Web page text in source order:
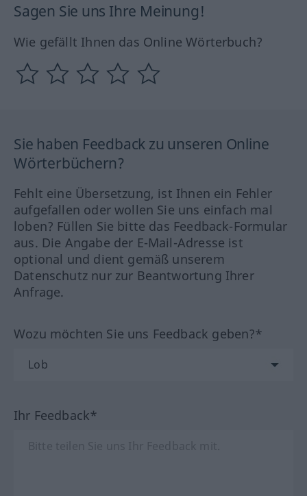
Sagen Sie uns Ihre Meinung!
Wie gefällt Ihnen das Online Wörterbuch?
Sie haben Feedback zu unseren Online
Wörterbüchern?
Fehlt eine Übersetzung, ist Ihnen ein Fehler
aufgefallen oder wollen Sie uns einfach mal
loben? Füllen Sie bitte das Feedback-Formular
aus. Die Angabe der E-Mail-Adresse ist
optional und dient gemäß unserem
Datenschutz nur zur Beantwortung Ihrer
Anfrage.
Wozu möchten Sie uns Feedback geben?*
Ihr Feedback*